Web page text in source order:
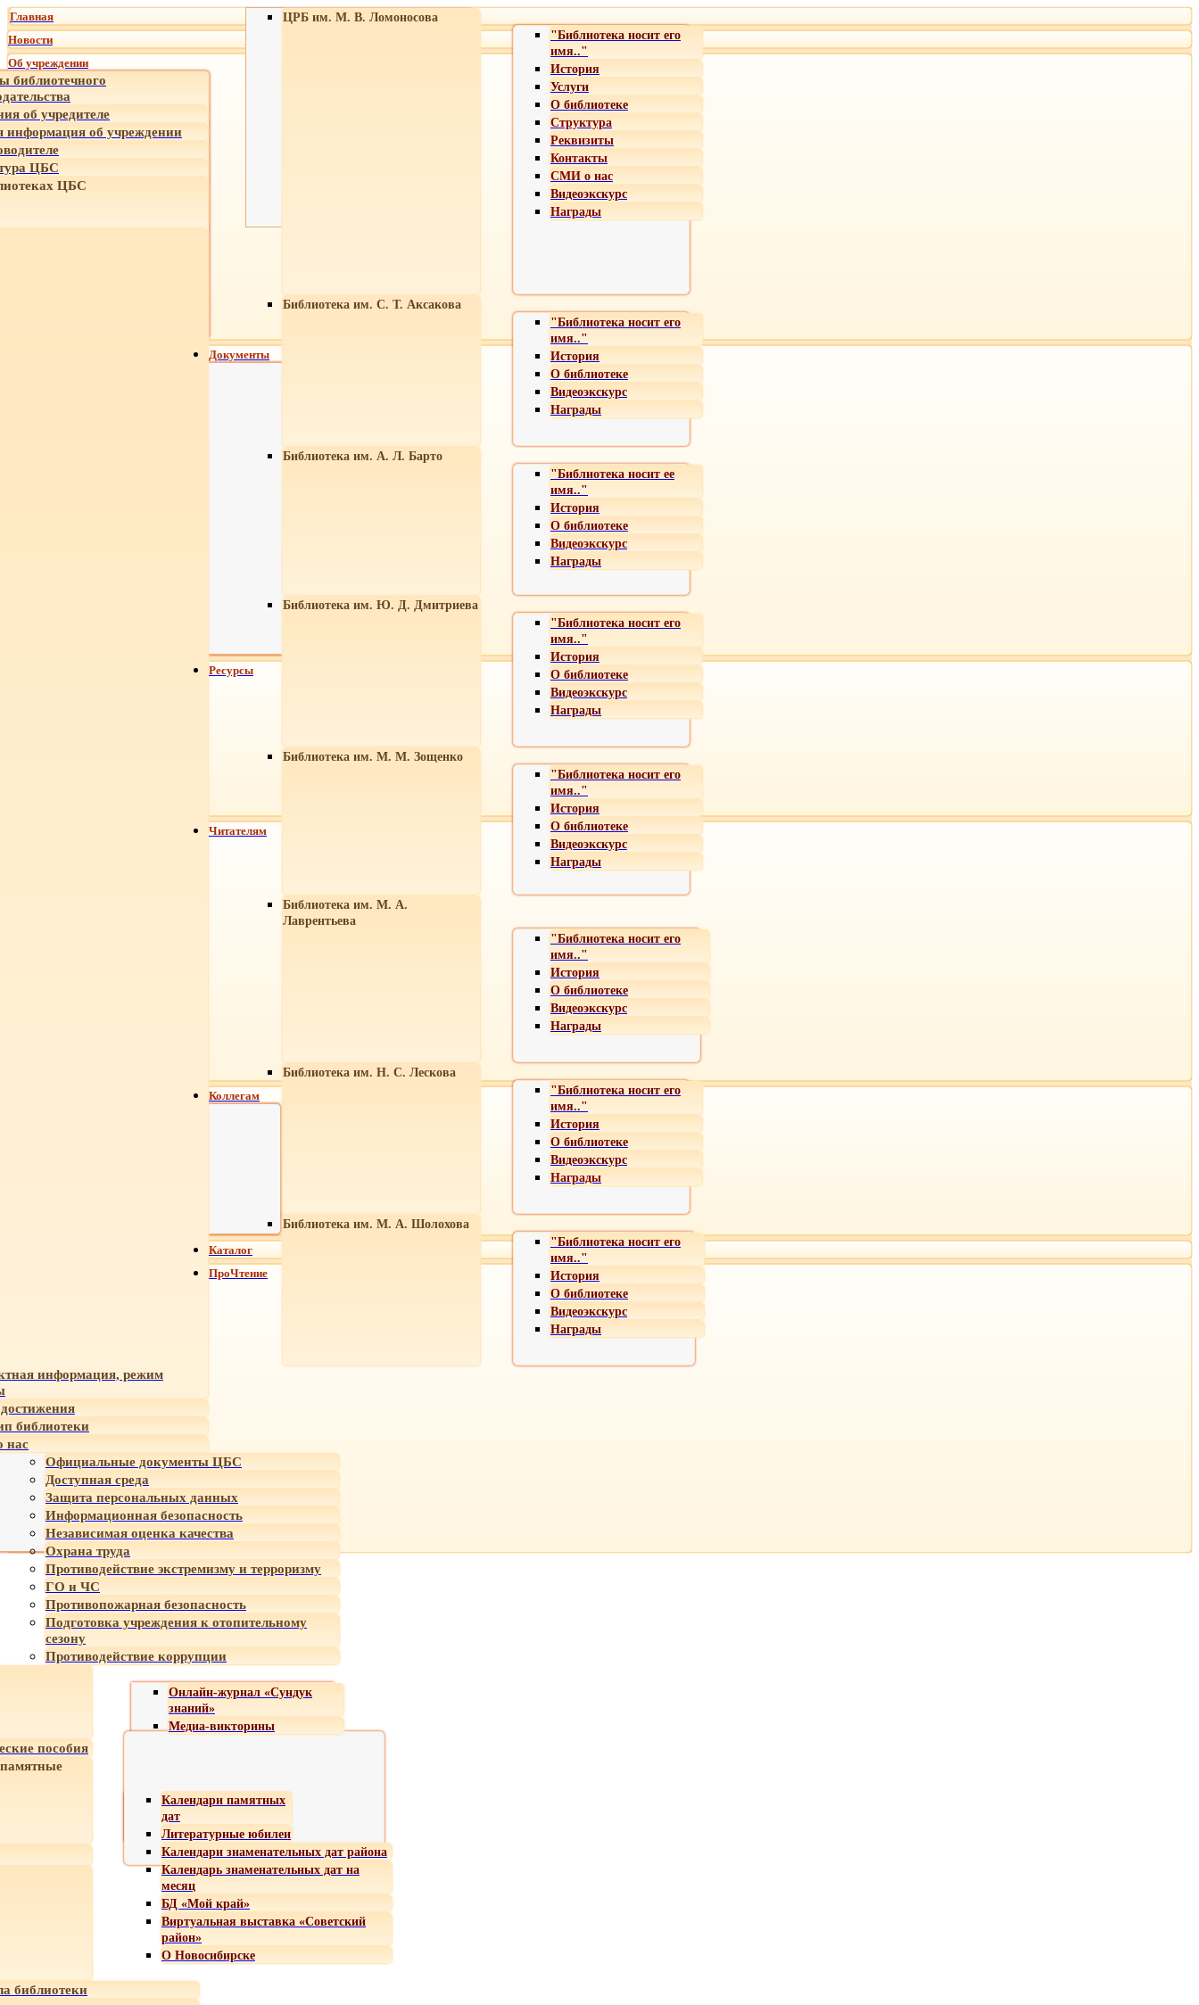
Главная
Новости
Об учреждении
библиотечного
об учредителе
об учреждении
ЦБС
ЦБС
ЦРБ им. М. В. Ломоносова
"Библиотека носит его
имя.."
История
Услуги
О библиотеке
Структура
Реквизиты
Контакты
СМИ о нас
Видеоэкскурс
Награды
Библиотека им. С. Т. Аксакова
"Библиотека носит его
имя.."
История
О библиотеке
Видеоэкскурс
Награды
Библиотека им. А. Л. Барто
"Библиотека носит ее
имя.."
История
О библиотеке
Видеоэкскурс
Награды
Библиотека им. Ю. Д. Дмитриева
"Библиотека носит его
имя.."
История
О библиотеке
Видеоэкскурс
Награды
Библиотека им. М. М. Зощенко
"Библиотека носит его
имя.."
История
О библиотеке
Видеоэкскурс
Награды
Библиотека им. М. А.
Лаврентьева
"Библиотека носит его
имя.."
История
О библиотеке
Видеоэкскурс
Награды
Библиотека им. Н. С. Лескова
"Библиотека носит его
имя.."
История
О библиотеке
Видеоэкскурс
Награды
Библиотека им. М. А. Шолохова
"Библиотека носит его
имя.."
История
О библиотеке
Видеоэкскурс
Награды
информация, режим
библиотеки
нас
Документы
Официальные документы ЦБС
Доступная среда
Защита персональных данных
Информационная безопасность
Независимая оценка качества
Охрана труда
Противодействие экстремизму и терроризму
ГО и ЧС
Противопожарная безопасность
Подготовка учреждения к отопительному
сезону
Противодействие коррупции
Ресурсы
Онлайн-журнал «Сундук
знаний»
Медиа-викторины
пособия
Календари памятных
дат
Литературные юбилеи
Календари знаменательных дат района
Календарь знаменательных дат на
месяц
БД «Мой край»
Виртуальная выставка «Советский
район»
О Новосибирске
Читателям
библиотеки
Коллегам
Каталог
ПроЧтение